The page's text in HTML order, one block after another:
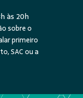
às 20h
sobre o
primeiro
SAC ou a